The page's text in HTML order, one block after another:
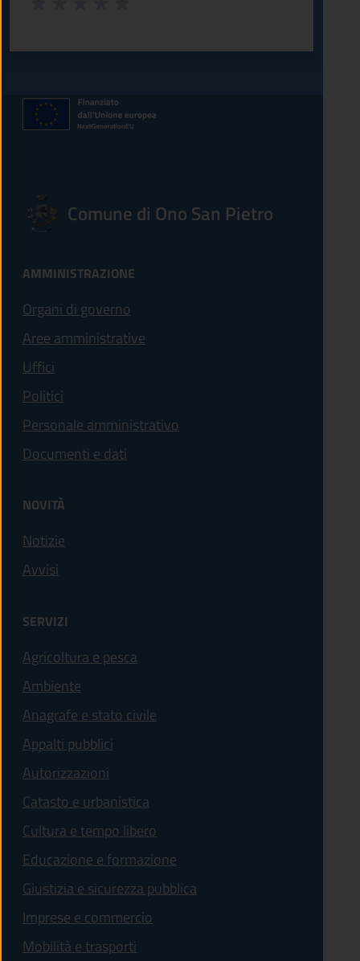
Comune di Ono San Pietro
AMMINISTRAZIONE
Organi di governo
Aree amministrative
Uffici
Politici
Personale amministrativo
Documenti e dati
NOVITÀ
Notizie
Avvisi
SERVIZI
Agricoltura e pesca
Ambiente
Anagrafe e stato civile
Appalti pubblici
Autorizzazioni
Catasto e urbanistica
Cultura e tempo libero
Educazione e formazione
Giustizia e sicurezza pubblica
Imprese e commercio
Mobilità e trasporti